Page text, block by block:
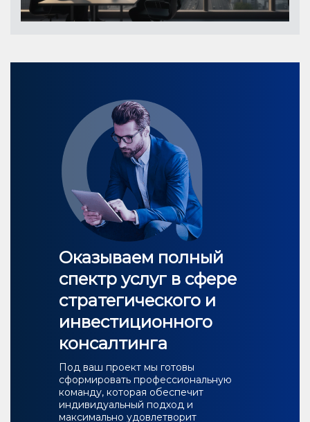
Оказываем полный
спектр услуг в сфере
стратегического и
инвестиционного
консалтинга
Под ваш проект мы готовы
сформировать профессиональную
команду, которая обеспечит
индивидуальный подход и
максимально удовлетворит